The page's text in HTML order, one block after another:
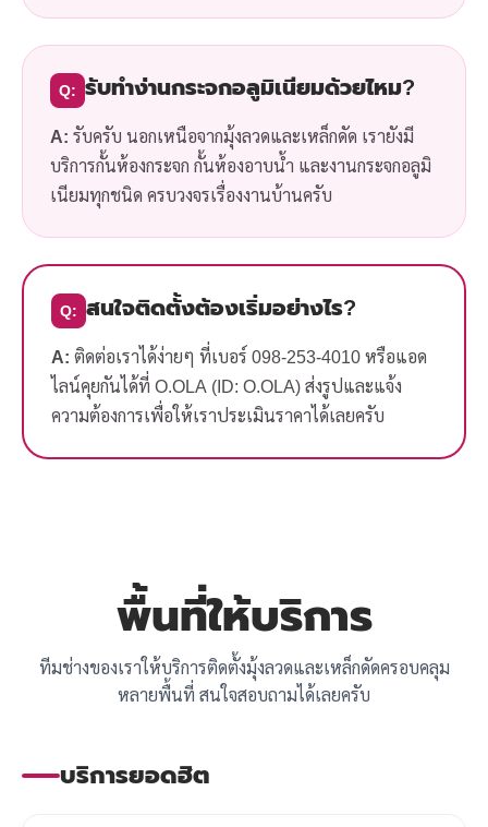
Q: รับทำง่านกระจกอลูมิเนียมด้วยไหม?
A: รับครับ นอกเหนือจากมุ้งลวดและเหล็กดัด เรายังมี
บริการกั้นห้องกระจก กั้นห้องอาบน้ำ และงานกระจกอลูมิ
เนียมทุกชนิด ครบวงจรเรื่องงานบ้านครับ
Q: สนใจติดตั้งต้องเริ่มอย่างไร?
A: ติดต่อเราได้ง่ายๆ ที่เบอร์ 098-253-4010 หรือแอด
ไลน์คุยกันได้ที่ O.OLA (ID: O.OLA) ส่งรูปและแจ้ง
ความต้องการเพื่อให้เราประเมินราคาได้เลยครับ
พื้นที่ให้บริการ
ทีมช่างของเราให้บริการติดตั้งมุ้งลวดและเหล็กดัดครอบคลุม
หลายพื้นที่ สนใจสอบถามได้เลยครับ
บริการยอดฮิต